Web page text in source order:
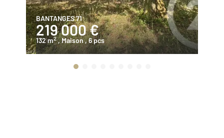
BANTANGES 71
219 000 €
132 m2 , Maison, 6 pcs